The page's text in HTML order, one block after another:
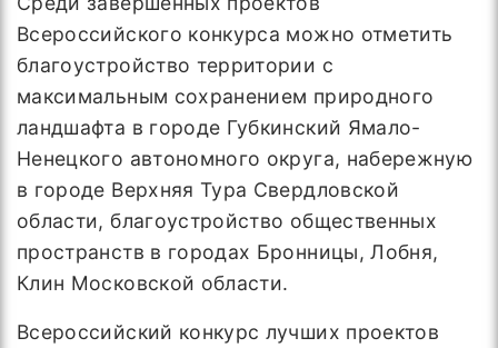
Всероссийского конкурса можно отметить
благоустройство территории с
максимальным сохранением природного
ландшафта в городе Губкинский Ямало-
Ненецкого автономного округа, набережную
в городе Верхняя Тура Свердловской
области, благоустройство общественных
пространств в городах Бронницы, Лобня,
Клин Московской области.
Всероссийский конкурс лучших проектов